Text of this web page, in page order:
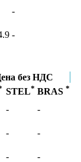
-
-
без НДС
STEL* BRAS *
- -
- -
- -